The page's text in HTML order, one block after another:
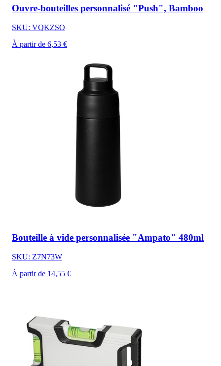
Ouvre-bouteilles personnalisé "Push", Bamboo
SKU: VQKZSO
À partir de 6,53 €
Bouteille à vide personnalisée "Ampato" 480ml
SKU: Z7N73W
À partir de 14,55 €